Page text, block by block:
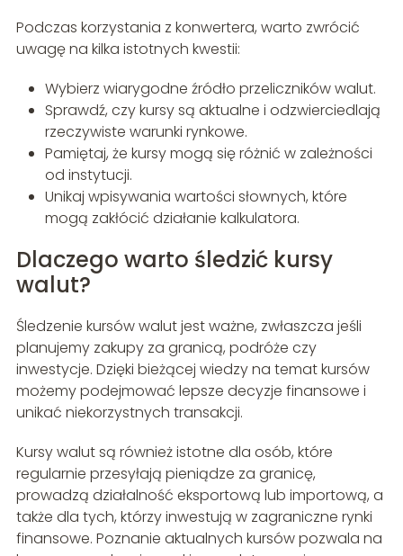
Podczas korzystania z konwertera, warto zwrócić
uwagę na kilka istotnych kwestii:
Wybierz wiarygodne źródło przeliczników walut.
Sprawdź, czy kursy są aktualne i odzwierciedlają
rzeczywiste warunki rynkowe.
Pamiętaj, że kursy mogą się różnić w zależności
od instytucji.
Unikaj wpisywania wartości słownych, które
mogą zakłócić działanie kalkulatora.
Dlaczego warto śledzić kursy
walut?
Śledzenie kursów walut jest ważne, zwłaszcza jeśli
planujemy zakupy za granicą, podróże czy
inwestycje. Dzięki bieżącej wiedzy na temat kursów
możemy podejmować lepsze decyzje finansowe i
unikać niekorzystnych transakcji.
Kursy walut są również istotne dla osób, które
regularnie przesyłają pieniądze za granicę,
prowadzą działalność eksportową lub importową, a
także dla tych, którzy inwestują w zagraniczne rynki
finansowe. Poznanie aktualnych kursów pozwala na